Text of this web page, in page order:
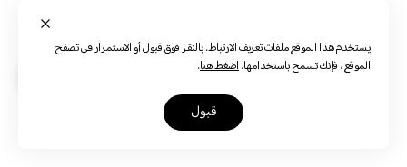
يستخدم هذا الموقع ملفات تعريف الارتباط. بالنقر فوق قبول أو الاستمرار في تصفح
الموقع ، فإنك تسمح باستخدامها.اضغط هنا.
قبول